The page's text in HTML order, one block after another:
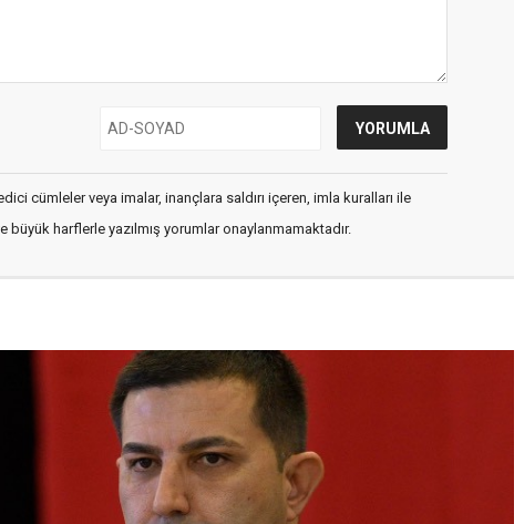
cümleler veya imalar, inançlara saldırı içeren, imla kuralları ile
büyük harflerle yazılmış yorumlar onaylanmamaktadır.